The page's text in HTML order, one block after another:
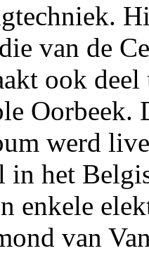
van de
ook
werd
in het
enkele
van